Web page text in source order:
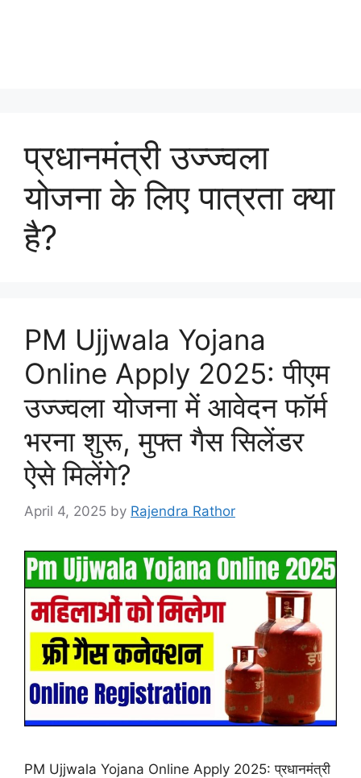
प्रधानमंत्री उज्ज्वला
योजना के लिए पात्रता क्या
है?
PM Ujjwala Yojana
Online Apply 2025: पीएम
उज्ज्वला योजना में आवेदन फॉर्म
भरना शुरू, मुफ्त गैस सिलेंडर
ऐसे मिलेंगे?
April 4, 2025 by Rajendra Rathor
PM Ujjwala Yojana Online Apply 2025: प्रधानमंत्री